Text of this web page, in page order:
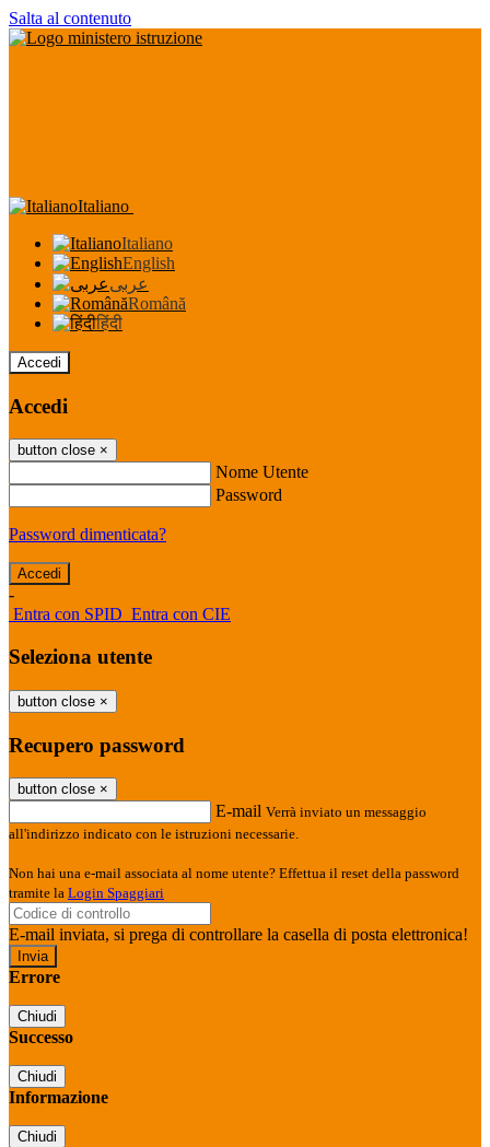
Salta al contenuto
Italiano
Italiano
English
عربى
Română
हिंदी
Accedi
Accedi
button close ×
Nome Utente
Password
Password dimenticata?
-
Entra con SPID Entra con CIE
Seleziona utente
button close ×
Recupero password
button close ×
E-mail Verrà inviato un messaggio
all'indirizzo indicato con le istruzioni necessarie.
Non hai una e-mail associata al nome utente? Effettua il reset della password
tramite la Login Spaggiari
E-mail inviata, si prega di controllare la casella di posta elettronica!
Errore
Chiudi
Successo
Chiudi
Informazione
Chiudi